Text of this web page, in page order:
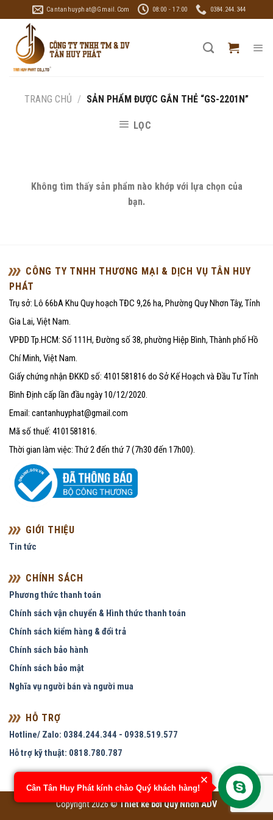
to
content
Cantanhuyphat@gmail.com 08:00 - 17:00 0384.244.344
TRANG CHỦ / SẢN PHẨM ĐƯỢC GẮN THẺ “GS-2201N”
LỌC
Không tìm thấy sản phẩm nào khớp với lựa chọn của
bạn.
Cân Tân Huy Phát kính chào Quý khách hàng!
CÔNG TY TNHH THƯƠNG MẠI & DỊCH VỤ TÂN HUY
PHÁT
Trụ sở: Lô 66bA Khu Quy hoạch TĐC 9,26 ha, Phường Quy Nhơn Tây, Tỉnh
Gia Lai, Việt Nam.
VPĐD Tp.HCM: Số 111H, Đường số 38, phường Hiệp Bình, Thành phố Hồ
Chí Minh, Việt Nam.
Giấy chứng nhận ĐKKD số: 4101581816 do Sở Kế Hoạch và Đầu Tư Tỉnh
Bình Định cấp lần đầu ngày 10/12/2020.
Email: cantanhuyphat@gmail.com
Mã số thuế: 4101581816.
Thời gian làm việc: Thứ 2 đến thứ 7 (7h30 đến 17h00).
GIỚI THIỆU
Tin tức
CHÍNH SÁCH
Phương thức thanh toán
Chính sách vận chuyển & Hình thức thanh toán
Chính sách kiểm hàng & đổi trả
Chính sách bảo hành
Chính sách bảo mật
Nghĩa vụ người bán và người mua
HỖ TRỢ
Hotline/ Zalo: 0384.244.344 - 0938.519.577
Hỗ trợ kỹ thuật: 0818.780.787
Copyright 2026 ©Thiết kế bởiQuy Nhơn ADV